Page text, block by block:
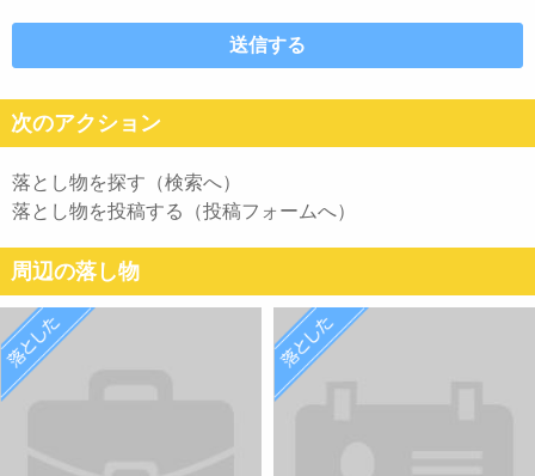
次のアクション
落とし物を探す（検索へ）
落とし物を投稿する（投稿フォームへ）
周辺の落し物